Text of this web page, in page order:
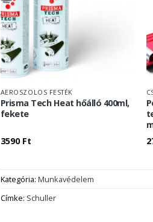
AEROSZOLOS FESTÉK
Prisma Tech Heat hőálló 400ml,
fekete
3590 Ft
Kategória: Munkavédelem
Címke: Schuller